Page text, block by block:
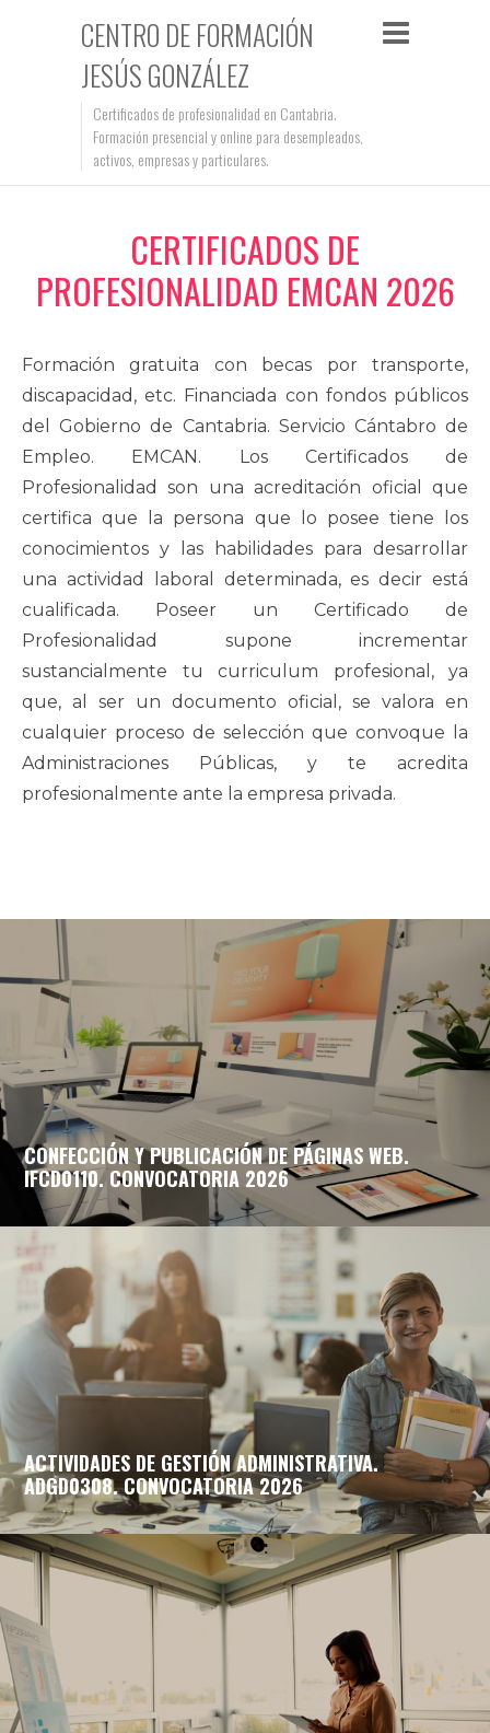
CENTRO DE FORMACIÓN
JESÚS GONZÁLEZ
Certificados de profesionalidad en Cantabria.
Formación presencial y online para desempleados,
activos, empresas y particulares.
CERTIFICADOS DE
PROFESIONALIDAD EMCAN 2026
Formación gratuita con becas por transporte,
discapacidad, etc. Financiada con fondos públicos
del Gobierno de Cantabria. Servicio Cántabro de
Empleo. EMCAN. Los Certificados de
Profesionalidad son una acreditación oficial que
certifica que la persona que lo posee tiene los
conocimientos y las habilidades para desarrollar
una actividad laboral determinada, es decir está
cualificada. Poseer un Certificado de
Profesionalidad supone incrementar
sustancialmente tu curriculum profesional, ya
que, al ser un documento oficial, se valora en
cualquier proceso de selección que convoque la
Administraciones Públicas, y te acredita
profesionalmente ante la empresa privada.
CONFECCIÓN Y PUBLICACIÓN DE PÁGINAS WEB.
IFCD0110. CONVOCATORIA 2026
ACTIVIDADES DE GESTIÓN ADMINISTRATIVA.
ADGD0308. CONVOCATORIA 2026